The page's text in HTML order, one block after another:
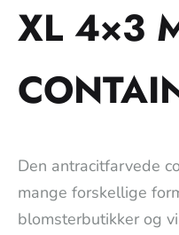
XL 4×3
Den antracitfarvede
mange forskellige
blomsterbutikker og